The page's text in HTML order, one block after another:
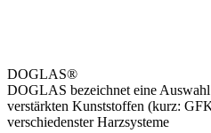
DOGLAS®
DOGLAS bezeichnet eine
verstärkten Kunststoffen (kurz:
verschiedenster Harzsysteme